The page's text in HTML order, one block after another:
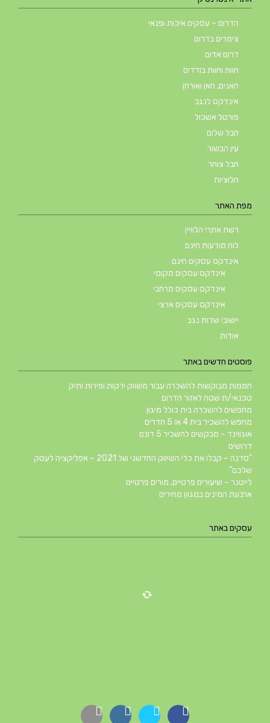
הדרום – עסקים איכות ופנאי
צימרים בדרום
דרום אדום
חוות וחוות בודדים
חאנים, חאן ואורחן
אינדקס לנגב
פורטל אשכול
חבל שלום
עין הבשור
חבל צוחר
חלוציות
מפת האתר
רשת אתרי הלוויין
לוח מודעות חינם
אינדקס עסקים חינם
אינדקס עסקים מקומי
אינדקס עסקים מרחבי
אינדקס עסקים ארצי
יישובי שדות נגב
אודות
פוסטים חדשים באתר
חממות מבוקשות להשכרה עבור משווק ירקות ופירות ותיק
טכנאי/ת שטח לאזור הדרום
מחפשים להשכרה בית כולל מיגון
מחפש להשכיר בית 4 או 5 חדרים
אוגווינד – מבקשים להשכיר 5 דונם
דרושים
"סדנה – קבלו את כלי השיווק החדשני של 2021 – אפליקציה לעסק
שלכם"
לייטנר – שיעורים פרטיים, מורים פרטיים
ארבעת המינים במגוון מחירים
עסקים באתר